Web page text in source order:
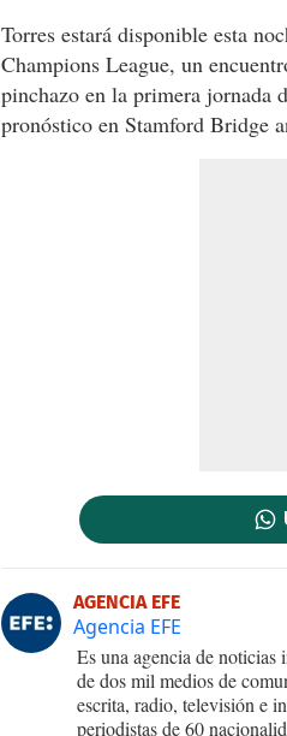
Torres estará disponible esta
Champions League, un
pinchazo en la primera jornada
pronóstico en Stamford Bridge
AGENCIA EFE
Agencia EFE
Es una agencia de noticias
de dos mil medios de
escrita, radio, televisión e
periodistas de 60